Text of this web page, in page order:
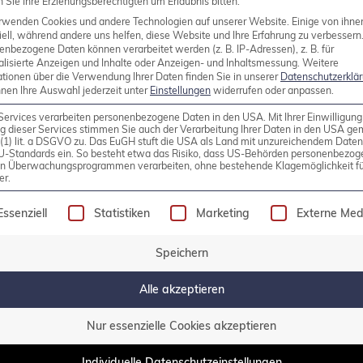
für Open-Source-
Schritt unternommen, indem es die
hat. Dies signalisiert sein Engagement für
Virtualisierungsmarktes und positioniert
von Open-Source-Lösungen zu […]
Cookies und andere Technologien auf unserer Website. Einige von
während andere uns helfen, diese Website und Ihre Erfahrung zu verbessern.
Daten können verarbeitet werden (z. B. IP-Adressen), z. B. für
Anzeigen und Inhalte oder Anzeigen- und Inhaltsmessung. Weitere
über die Verwendung Ihrer Daten finden Sie in unserer
Ihre Auswahl jederzeit unter Einstellungen widerrufen oder anpassen.
verarbeiten personenbezogene Daten in den USA. Mit Ihrer
dieser Services stimmen Sie auch der Verarbeitung Ihrer Daten in den USA
lit. a DSGVO zu. Das EuGH stuft die USA als Land mit unzureichendem
Standards ein. So besteht etwa das Risiko, dass US-Behörden
Überwachungsprogrammen verarbeiten, ohne bestehende Klagemöglichkeit
eine Liste der Service-Gruppen, für die eine
Statistiken Marketing Externe
Speichern
Alle akzeptieren
Nur essenzielle Cookies akzeptieren